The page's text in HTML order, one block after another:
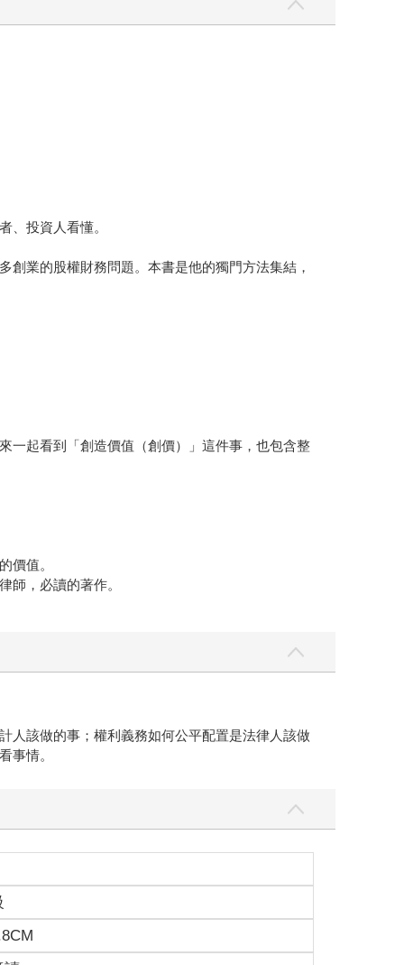
、投資人看懂。
業的股權財務問題。本書是他的獨門方法集結，
一起看到「創造價值（創價）」這件事，也包含整
價值。
師，必讀的著作。
人該做的事；權利義務如何公平配置是法律人該做
事情。